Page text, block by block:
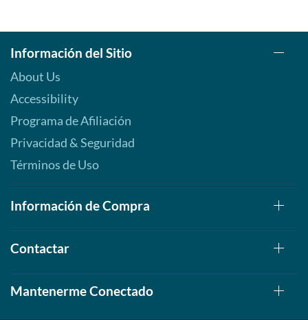
Información del Sitio
About Us
Accessibility
Programa de Afiliación
Privacidad & Seguridad
Términos de Uso
Información de Compra
Contactar
Mantenerme Conectado